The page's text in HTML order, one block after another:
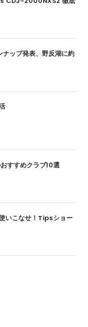
ップ発表、野反湖に約
すすめクラブ10選
いこなせ！Tipsショー